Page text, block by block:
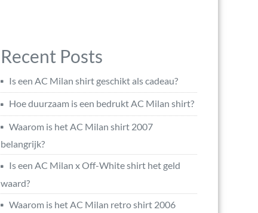
Recent Posts
Is een AC Milan shirt geschikt als cadeau?
Hoe duurzaam is een bedrukt AC Milan shirt?
Waarom is het AC Milan shirt 2007
belangrijk?
Is een AC Milan x Off-White shirt het geld
waard?
Waarom is het AC Milan retro shirt 2006